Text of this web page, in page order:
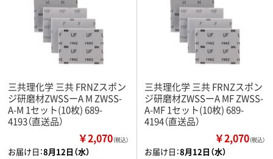
三共理化学 三共 FRNZスポン
ジ研磨材ZWSSーA M ZWSS-
A-M 1セット(10枚) 689-
4193（直送品）
￥2,070（税込）
お届け日：8月12日（水）
三共理化学 三共 FRNZスポン
ジ研磨材ZWSSーA MF ZWSS-
A-MF 1セット(10枚) 689-
4194（直送品）
￥2,070（税込）
お届け日：8月12日（水）